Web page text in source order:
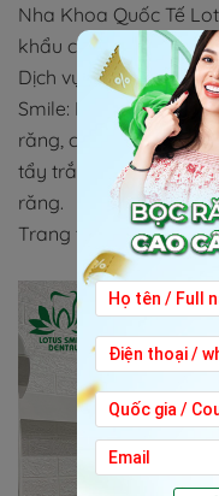
Nha Khoa Quốc Tế
khẩu chính hãng từ
Dịch vụ Nha khoa
Smile: Niềng răng,
răng, cạo vôi răng,
tẩy trắng răng, điều
răng.
Trang thiết bị máy